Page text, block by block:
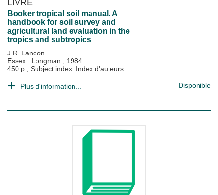
LIVRE
Booker tropical soil manual. A
handbook for soil survey and
agricultural land evaluation in the
tropics and subtropics
J.R. Landon
Essex : Longman ; 1984
450 p., Subject index; Index d'auteurs
Plus d'information... Disponible